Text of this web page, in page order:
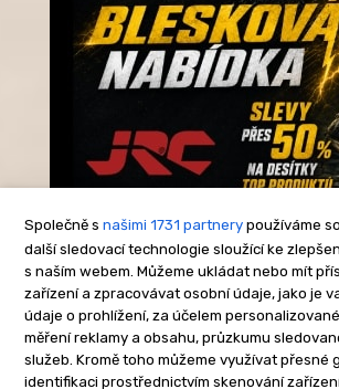
Společně s našimi 1731 partnery používáme
další sledovací technologie sloužící ke
s naším webem. Můžeme ukládat nebo mít
zařízení a zpracovávat osobní údaje, jako je
údaje o prohlížení, za účelem
měření reklamy a obsahu, průzkumu
služeb. Kromě toho můžeme využívat přesné
identifikaci prostřednictvím skenování
-Reklama-